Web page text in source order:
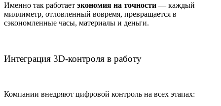
Именно так работает экономия на точности — каждый
миллиметр, отловленный вовремя, превращается в
сэкономленные часы, материалы и деньги.
Интеграция 3D-контроля в работу
Компании внедряют цифровой контроль на всех этапах: